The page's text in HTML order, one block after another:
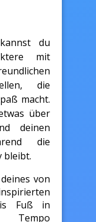
du
mit
die
macht.
über
deinen
die
bleibt.
von
Fuß in
Tempo